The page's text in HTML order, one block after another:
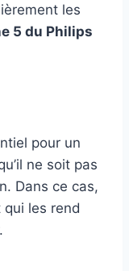
les
5 du Philips
pour un
ne soit pas
Dans ce cas,
les rend